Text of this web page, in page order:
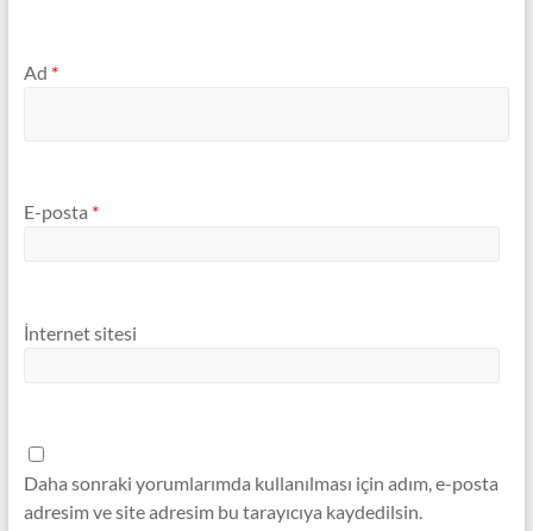
Ad *
E-posta *
İnternet sitesi
Daha sonraki yorumlarımda kullanılması için adım, e-posta
adresim ve site adresim bu tarayıcıya kaydedilsin.